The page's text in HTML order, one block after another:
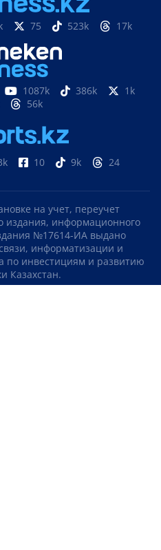
75 523k 17k
1087k 386k
1k
56k
10 9k 24
на учет, переучет
издания, информационного
№17614-ИА выдано
информатизации и
по инвестициям и развитию
Казахстан.